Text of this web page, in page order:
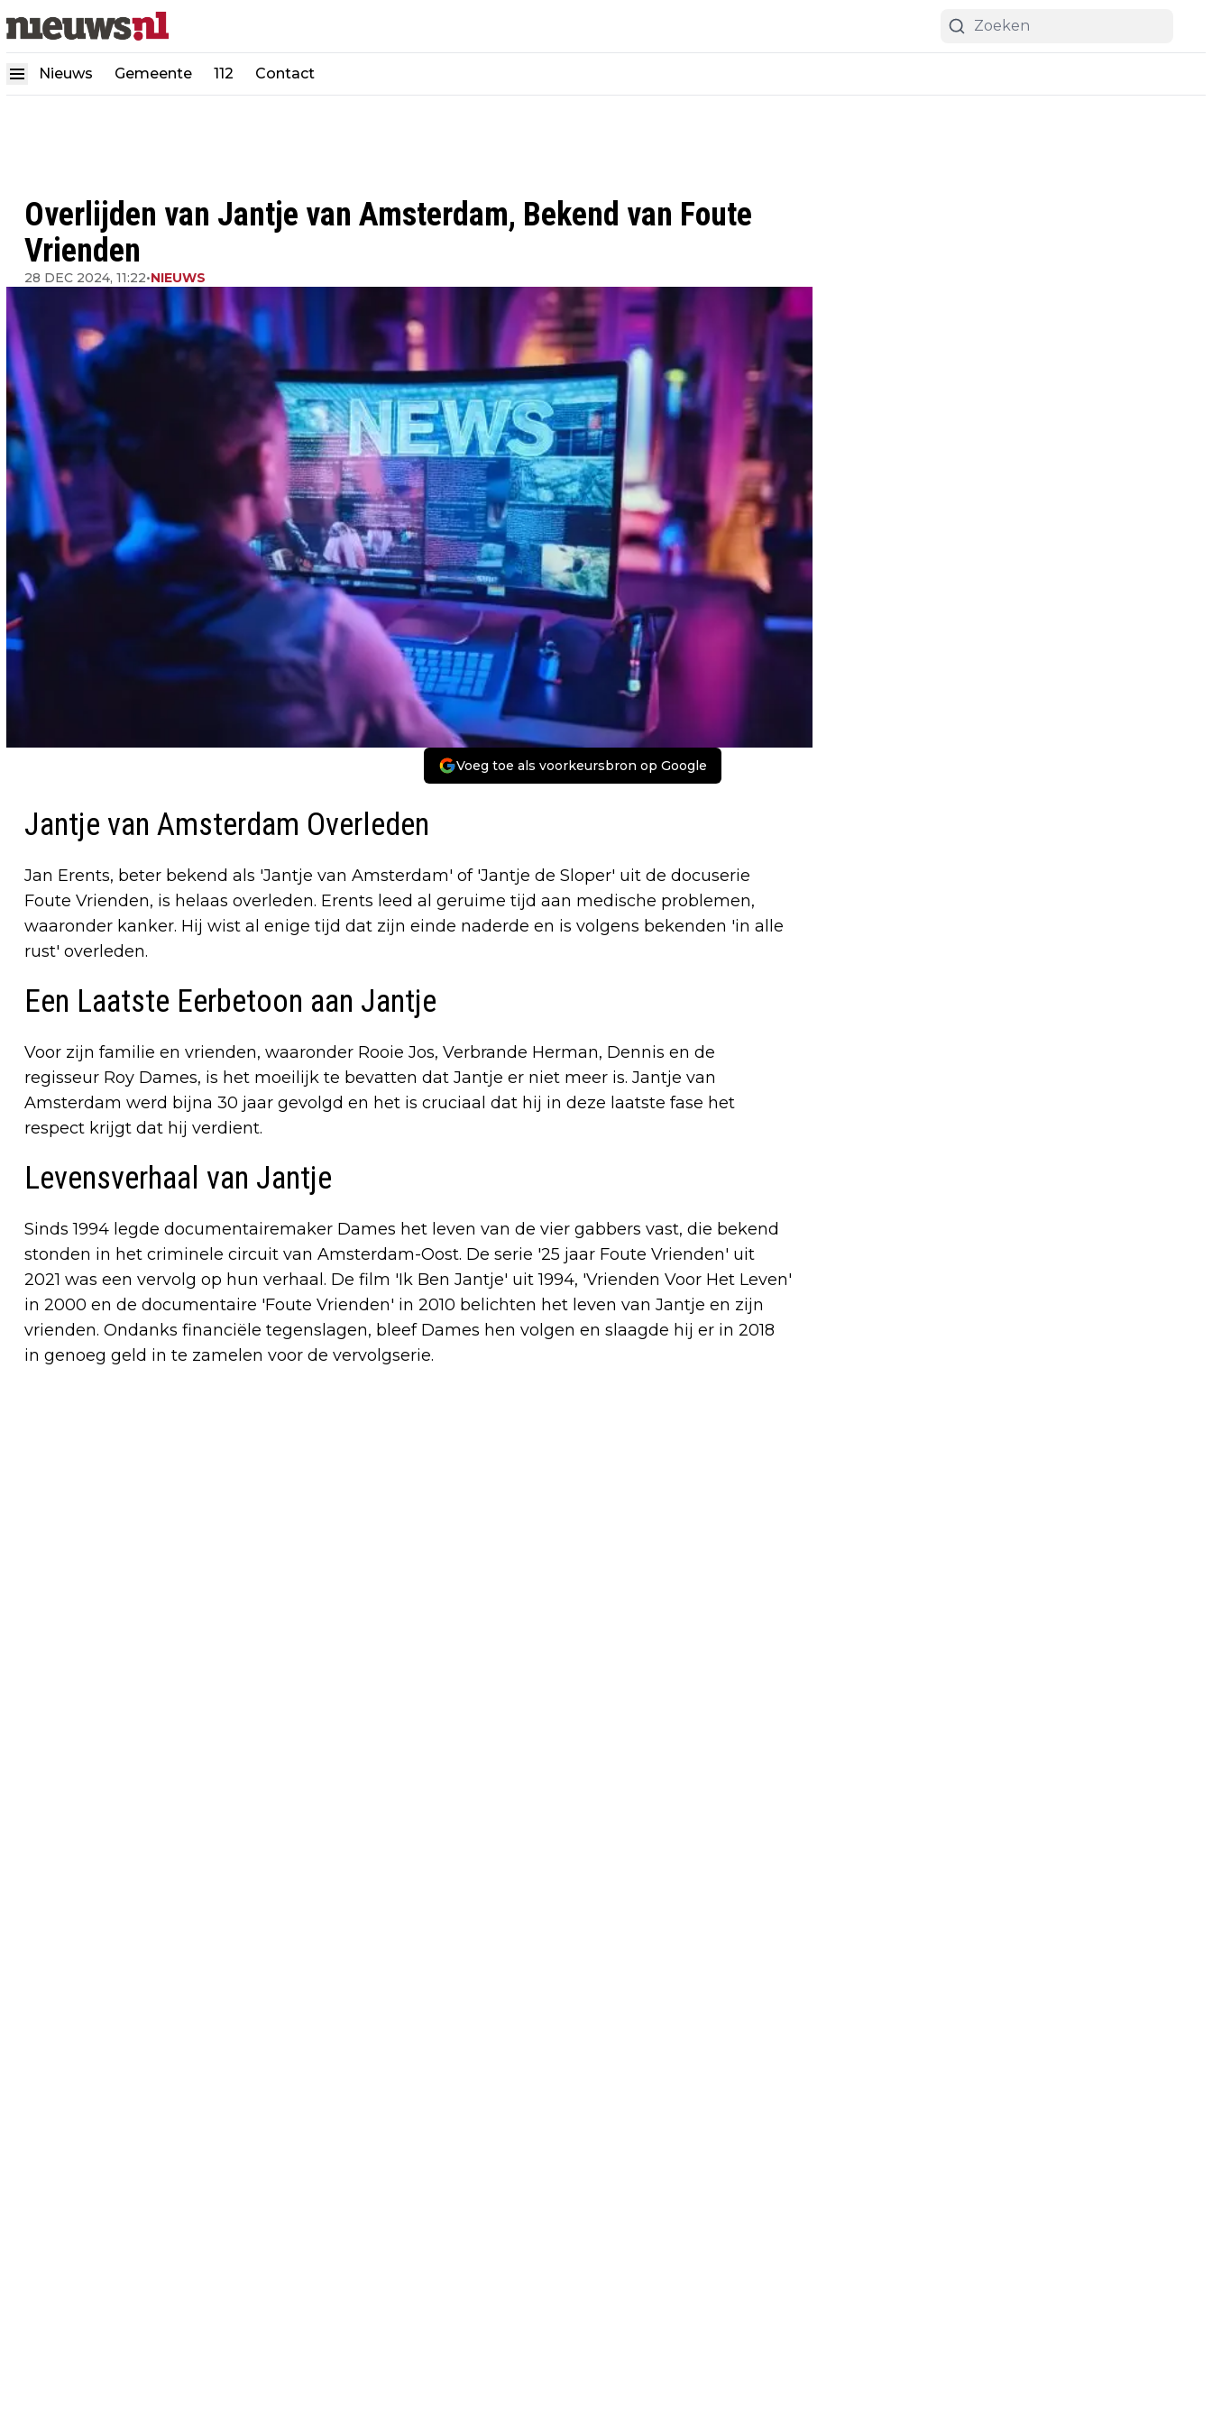
Nieuws Gemeente 112 Contact
Overlijden van Jantje van Amsterdam, Bekend van Foute
Vrienden
28 DEC 2024, 11:22•NIEUWS
Voeg toe als voorkeursbron op Google
Jantje van Amsterdam Overleden
Jan Erents, beter bekend als 'Jantje van Amsterdam' of 'Jantje de Sloper' uit de docuserie
Foute Vrienden, is helaas overleden. Erents leed al geruime tijd aan medische problemen,
waaronder kanker. Hij wist al enige tijd dat zijn einde naderde en is volgens bekenden 'in alle
rust' overleden.
Een Laatste Eerbetoon aan Jantje
Voor zijn familie en vrienden, waaronder Rooie Jos, Verbrande Herman, Dennis en de
regisseur Roy Dames, is het moeilijk te bevatten dat Jantje er niet meer is. Jantje van
Amsterdam werd bijna 30 jaar gevolgd en het is cruciaal dat hij in deze laatste fase het
respect krijgt dat hij verdient.
Levensverhaal van Jantje
Sinds 1994 legde documentairemaker Dames het leven van de vier gabbers vast, die bekend
stonden in het criminele circuit van Amsterdam-Oost. De serie '25 jaar Foute Vrienden' uit
2021 was een vervolg op hun verhaal. De film 'Ik Ben Jantje' uit 1994, 'Vrienden Voor Het Leven'
in 2000 en de documentaire 'Foute Vrienden' in 2010 belichten het leven van Jantje en zijn
vrienden. Ondanks financiële tegenslagen, bleef Dames hen volgen en slaagde hij er in 2018
in genoeg geld in te zamelen voor de vervolgserie.